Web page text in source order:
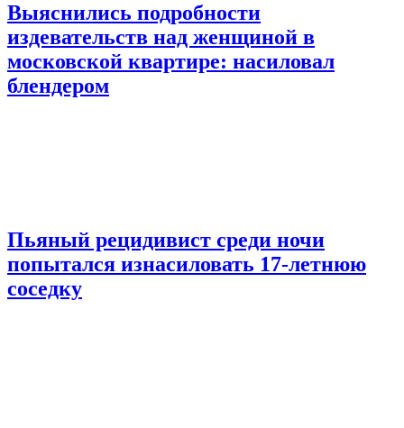
Выяснились подробности
издевательств над женщиной в
московской квартире: насиловал
блендером
Пьяный рецидивист среди ночи
попытался изнасиловать 17-летнюю
соседку